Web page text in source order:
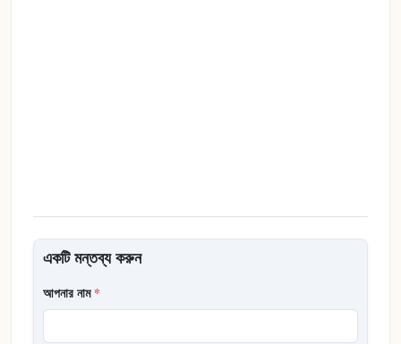
একটি মন্তব্য করুন
আপনার নাম*